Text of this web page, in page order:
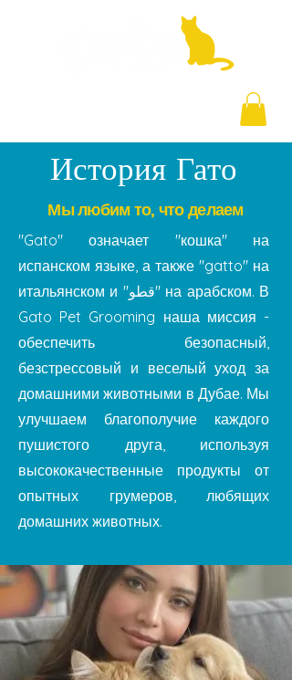
История Гато
Мы любим то, что делаем
"Gato" означает "кошка" на
испанском языке, а также "gatto" на
итальянском и "قطو" на арабском. В
Gato Pet Grooming наша миссия -
обеспечить безопасный,
безстрессовый и веселый уход за
домашними животными в Дубае. Мы
улучшаем благополучие каждого
пушистого друга, используя
высококачественные продукты от
опытных грумеров, любящих
домашних животных.